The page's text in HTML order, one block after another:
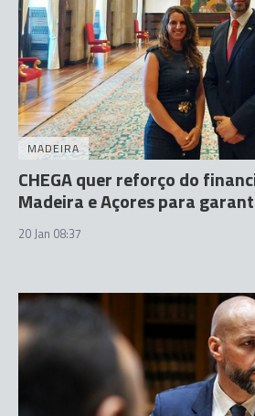
MADEIRA
CHEGA quer reforço do
Madeira e Açores para
20 Jan 08:37